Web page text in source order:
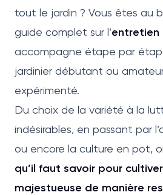
tout le jardin ? Vous êtes au
guide complet sur l’entretien
accompagne étape par
jardinier débutant ou
expérimenté.
Du choix de la variété à la
indésirables, en passant par
ou encore la culture en pot,
qu’il faut savoir pour
majestueuse de manière